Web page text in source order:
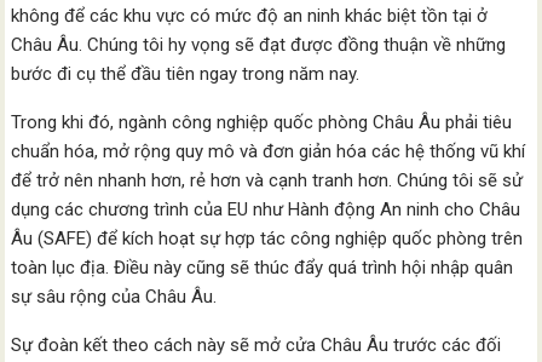
không để các khu vực có mức độ an ninh khác biệt tồn tại ở
Châu Âu. Chúng tôi hy vọng sẽ đạt được đồng thuận về những
bước đi cụ thể đầu tiên ngay trong năm nay.
Trong khi đó, ngành công nghiệp quốc phòng Châu Âu phải tiêu
chuẩn hóa, mở rộng quy mô và đơn giản hóa các hệ thống vũ khí
để trở nên nhanh hơn, rẻ hơn và cạnh tranh hơn. Chúng tôi sẽ sử
dụng các chương trình của EU như Hành động An ninh cho Châu
Âu (SAFE) để kích hoạt sự hợp tác công nghiệp quốc phòng trên
toàn lục địa. Điều này cũng sẽ thúc đẩy quá trình hội nhập quân
sự sâu rộng của Châu Âu.
Sự đoàn kết theo cách này sẽ mở cửa Châu Âu trước các đối